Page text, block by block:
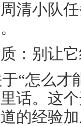
清小队
：别让
“怎么才
话。这
的经验